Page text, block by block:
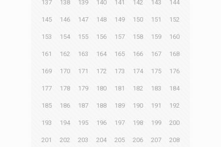
137 138 139 140 141 142 143 144
145 146 147 148 149 150 151 152
153 154 155 156 157 158 159 160
161 162 163 164 165 166 167 168
169 170 171 172 173 174 175 176
177 178 179 180 181 182 183 184
185 186 187 188 189 190 191 192
193 194 195 196 197 198 199 200
201 202 203 204 205 206 207 208